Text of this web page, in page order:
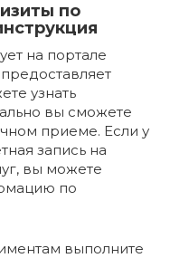
по
на портале
узнать
вы сможете
приеме. Если у
запись на
вы можете
по
выполните